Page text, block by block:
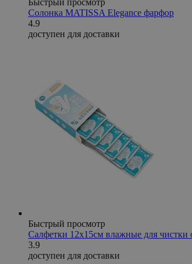
Солонка MATISSA Elegance фарфор
4.9
доступен для доставки
Быстрый просмотр
Салфетки 12х15см влажные для
3.9
доступен для доставки